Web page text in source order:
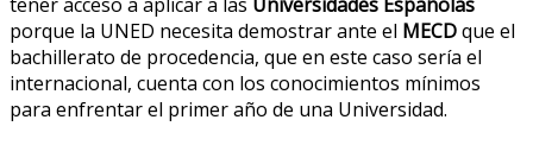
porque la UNED necesita demostrar ante el MECDque el
bachillerato de procedencia, que en este caso sería el
internacional, cuenta con los conocimientos mínimos
para enfrentar el primer año de una Universidad.